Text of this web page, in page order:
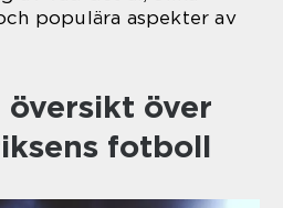
populära aspekter av
över
fotboll